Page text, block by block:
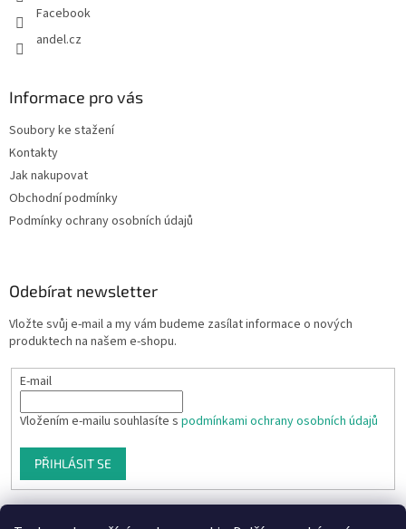
Facebook
andel.cz
Informace pro vás
Soubory ke stažení
Kontakty
Jak nakupovat
Obchodní podmínky
Podmínky ochrany osobních údajů
Odebírat newsletter
Vložte svůj e-mail a my vám budeme zasílat informace o nových
produktech na našem e-shopu.
E-mail
Vložením e-mailu souhlasíte s podmínkami ochrany osobních údajů
PŘIHLÁSIT SE